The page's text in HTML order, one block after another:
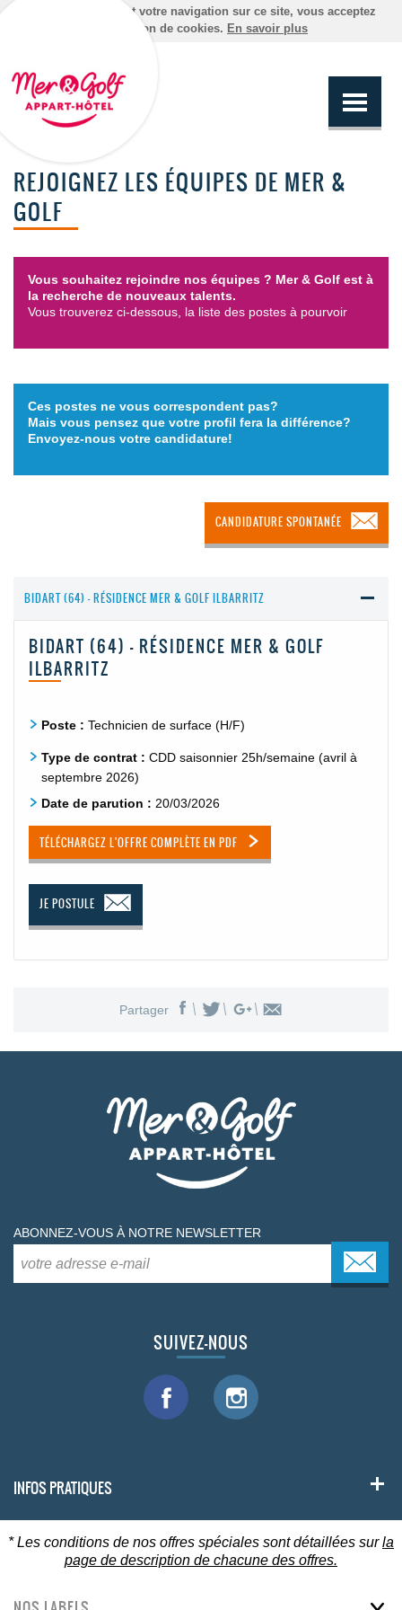
En poursuivant votre navigation sur ce site, vous acceptez
l'utilisation de cookies. En savoir plus
REJOIGNEZ LES ÉQUIPES DE MER &
GOLF
Vous souhaitez rejoindre nos équipes ? Mer & Golf est à
la recherche de nouveaux talents.
Vous trouverez ci-dessous, la liste des postes à pourvoir
Ces postes ne vous correspondent pas?
Mais vous pensez que votre profil fera la différence?
Envoyez-nous votre candidature!
CANDIDATURE SPONTANÉE
BIDART (64) - RÉSIDENCE MER & GOLF ILBARRITZ
BIDART (64) - RÉSIDENCE MER & GOLF
ILBARRITZ
Poste : Technicien de surface (H/F)
Type de contrat : CDD saisonnier 25h/semaine (avril à
septembre 2026)
Date de parution : 20/03/2026
TÉLÉCHARGEZ L'OFFRE COMPLÈTE EN PDF
JE POSTULE
Partager
ABONNEZ-VOUS À NOTRE NEWSLETTER
SUIVEZ-NOUS
INFOS PRATIQUES
* Les conditions de nos offres spéciales sont détaillées surla
page de description de chacune des offres.